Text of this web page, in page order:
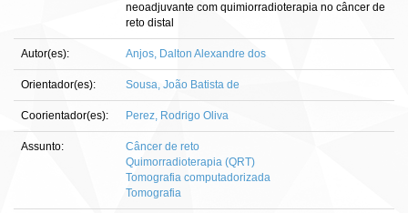
neoadjuvante com quimiorradioterapia no câncer de
reto distal
Autor(es): Anjos, Dalton Alexandre dos
Orientador(es): Sousa, João Batista de
Coorientador(es): Perez, Rodrigo Oliva
Assunto:
Câncer de reto
Quimorradioterapia (QRT)
Tomografia computadorizada
Tomografia